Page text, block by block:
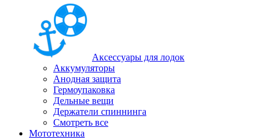
Аксессуары для лодок
Аккумуляторы
Анодная защита
Гермоупаковка
Дельные вещи
Держатели спиннинга
Смотреть все
Мототехника